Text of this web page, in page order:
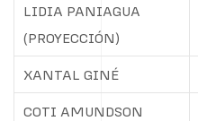
LIDIA PANIAGUA
(PROYECCIÓN)
XANTAL GINÉ
COTI AMUNDSON